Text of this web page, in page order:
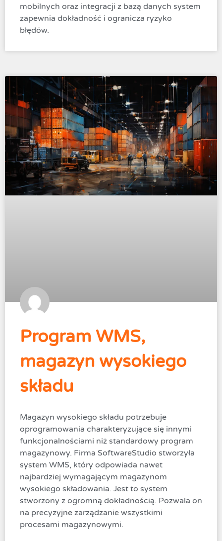
mobilnych oraz integracji z bazą danych system
zapewnia dokładność i ogranicza ryzyko
błędów.
Program WMS,
magazyn wysokiego
składu
Magazyn wysokiego składu potrzebuje
oprogramowania charakteryzujące się innymi
funkcjonalnościami niż standardowy program
magazynowy. Firma SoftwareStudio stworzyła
system WMS, który odpowiada nawet
najbardziej wymagającym magazynom
wysokiego składowania. Jest to system
stworzony z ogromną dokładnością. Pozwala on
na precyzyjne zarządzanie wszystkimi
procesami magazynowymi.